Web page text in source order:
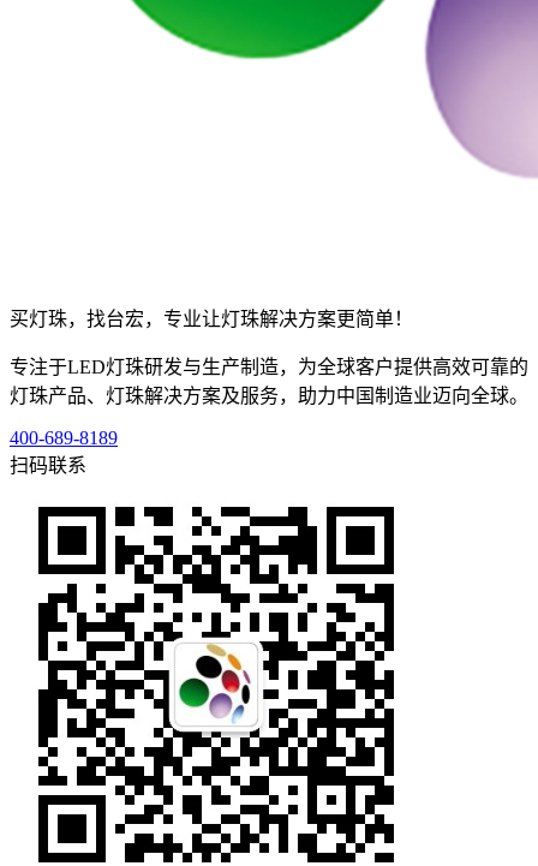
买灯珠，找台宏，专业让灯珠解决方案更简单！
专注于LED灯珠研发与生产制造，为全球客户提供高效可靠的
灯珠产品、灯珠解决方案及服务，助力中国制造业迈向全球。
400-689-8189
扫码联系